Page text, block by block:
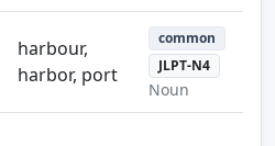
harbour,
harbor, port
common
JLPT-N4
Noun